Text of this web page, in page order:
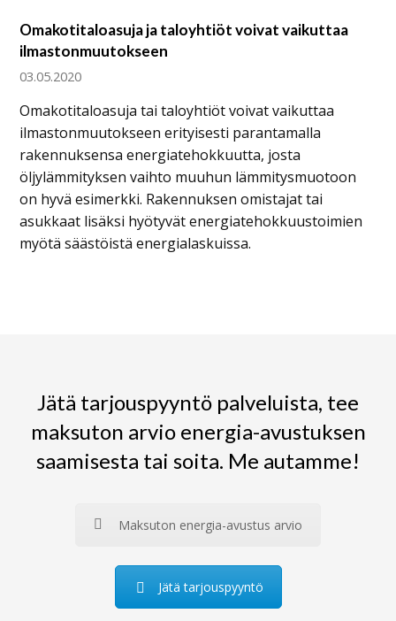
Omakotitaloasuja ja taloyhtiöt voivat vaikuttaa
ilmastonmuutokseen
03.05.2020
Omakotitaloasuja tai taloyhtiöt voivat vaikuttaa
ilmastonmuutokseen erityisesti parantamalla
rakennuksensa energiatehokkuutta, josta
öljylämmityksen vaihto muuhun lämmitysmuotoon
on hyvä esimerkki. Rakennuksen omistajat tai
asukkaat lisäksi hyötyvät energiatehokkuustoimien
myötä säästöistä energialaskuissa.
Jätä tarjouspyyntö palveluista, tee
maksuton arvio energia-avustuksen
saamisesta tai soita. Me autamme!
Maksuton energia-avustus arvio
Jätä tarjouspyyntö